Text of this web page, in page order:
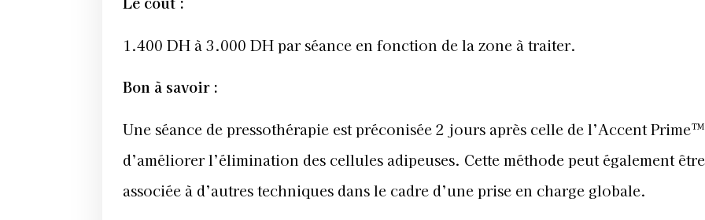
1.400 DH à 3.000 DH par séance en fonction de la zone à traiter.
Bon à savoir :
Une séance de pressothérapie est préconisée 2 jours après celle de l’Accent
d’améliorer l’élimination des cellules adipeuses. Cette méthode peut également être
associée à d’autres techniques dans le cadre d’une prise en charge globale.